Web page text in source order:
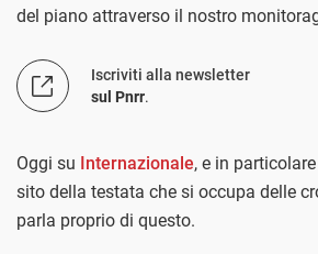
del piano attraverso il nostro
Iscriviti alla newsletter
sul Pnrr.
Oggi su Internazionale, e in particolare
sito della testata che si occupa delle
parla proprio di questo.